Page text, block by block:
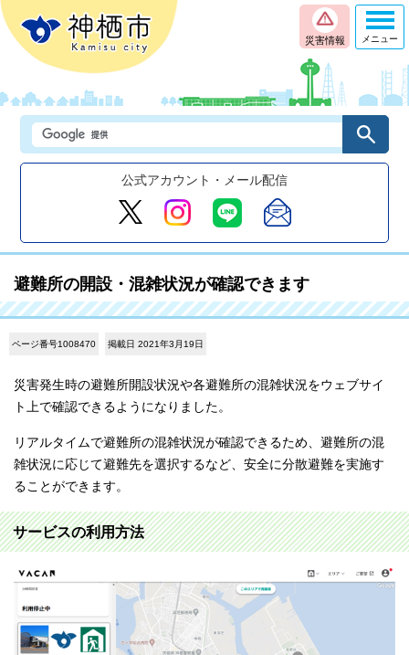
災害情報
公式アカウント・メール配信
メニュー
避難所の開設・混雑状況が確認できます
ページ番号1008470 掲載日 2021年3月19日
災害発生時の避難所開設状況や各避難所の混雑状況をウェブサイ
ト上で確認できるようになりました。
リアルタイムで避難所の混雑状況が確認できるため、避難所の混
雑状況に応じて避難先を選択するなど、安全に分散避難を実施す
ることができます。
サービスの利用方法